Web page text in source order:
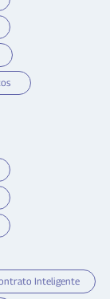
Inteligente